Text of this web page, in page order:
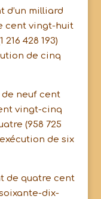
d’un milliard
cent vingt-huit
428 193)
de cinq
de neuf cent
vingt-cinq
(958 725
de six
de quatre cent
dix-